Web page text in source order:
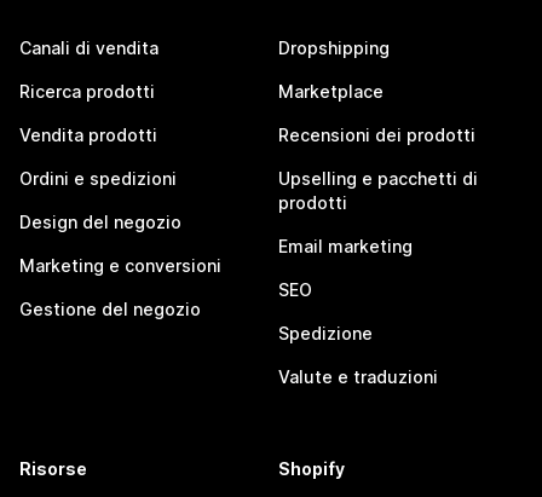
Canali di vendita
Ricerca prodotti
Vendita prodotti
Ordini e spedizioni
Design del negozio
Marketing e conversioni
Gestione del negozio
Dropshipping
Marketplace
Recensioni dei prodotti
Upselling e pacchetti di
prodotti
Email marketing
SEO
Spedizione
Valute e traduzioni
Risorse Shopify